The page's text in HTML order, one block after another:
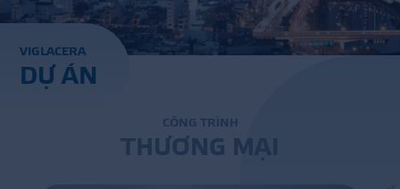
BÊ TÔNG KHÍ
VIGLACERA
DỰ ÁN
CÔNG TRÌN H
THƯƠNG M